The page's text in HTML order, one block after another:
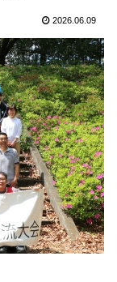
2026.06.09